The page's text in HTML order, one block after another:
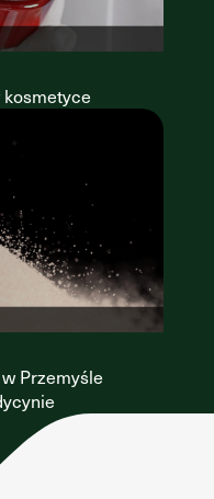
Przemyśle